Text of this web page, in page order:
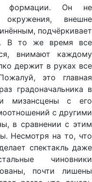
формации. Он не
внешне
подчёркивает
В то же время все
внимают каждому
держит в руках все
это главная
градоначальника в
мизансцены с его
с другими
в сравнении с этим
Несмотря на то, что
спектакль даже
чиновники
почти лишены